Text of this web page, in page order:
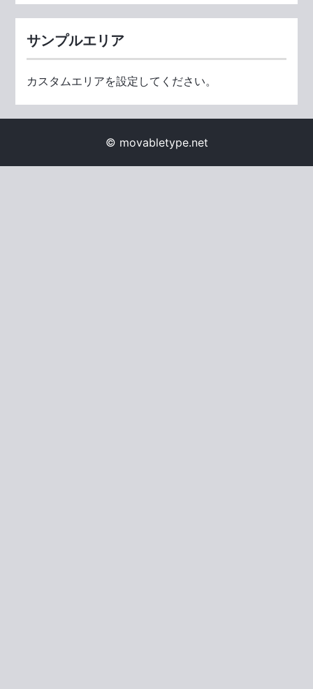
サンプルエリア
カスタムエリアを設定してください。
© movabletype.net